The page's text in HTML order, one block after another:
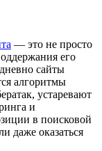
— это не просто
его
сайты
алгоритмы
устаревают
и
в поисковой
даже оказаться